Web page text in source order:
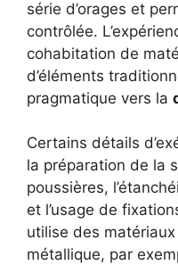
série d’orages et
contrôlée.
cohabitation de
d’éléments
pragmatique vers la
Certains détails
la préparation de la
poussières,
et l’usage de
utilise des
métallique, par